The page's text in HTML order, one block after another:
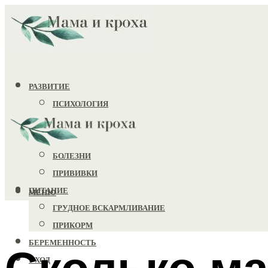
РАЗВИТИЕ
ПСИХОЛОГИЯ
ИГРУШКИ
ЗДОРОВЬЕ
БОЛЕЗНИ
ПРИВИВКИ
ПИТАНИЕ
ГРУДНОЕ ВСКАРМЛИВАНИЕ
ПРИКОРМ
БЕРЕМЕННОСТЬ
УХОД
МЕНЮ